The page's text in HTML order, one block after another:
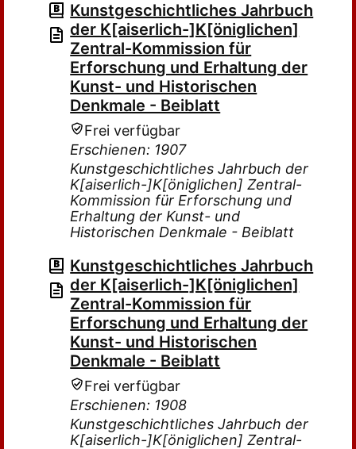
Kunstgeschichtliches Jahrbuch
der K[aiserlich-]K[öniglichen]
Zentral-Kommission für
Erforschung und Erhaltung der
Kunst- und Historischen
Denkmale - Beiblatt
Frei verfügbar
Erschienen: 1907
Kunstgeschichtliches Jahrbuch der
K[aiserlich-]K[öniglichen] Zentral-
Kommission für Erforschung und
Erhaltung der Kunst- und
Historischen Denkmale - Beiblatt
Kunstgeschichtliches Jahrbuch
der K[aiserlich-]K[öniglichen]
Zentral-Kommission für
Erforschung und Erhaltung der
Kunst- und Historischen
Denkmale - Beiblatt
Frei verfügbar
Erschienen: 1908
Kunstgeschichtliches Jahrbuch der
K[aiserlich-]K[öniglichen] Zentral-